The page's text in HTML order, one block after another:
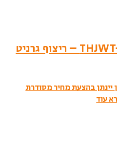
THJWT-4191-60×120 – ריצוף גרניט
יינתן בהצעת מחיר מסודרת
עוד